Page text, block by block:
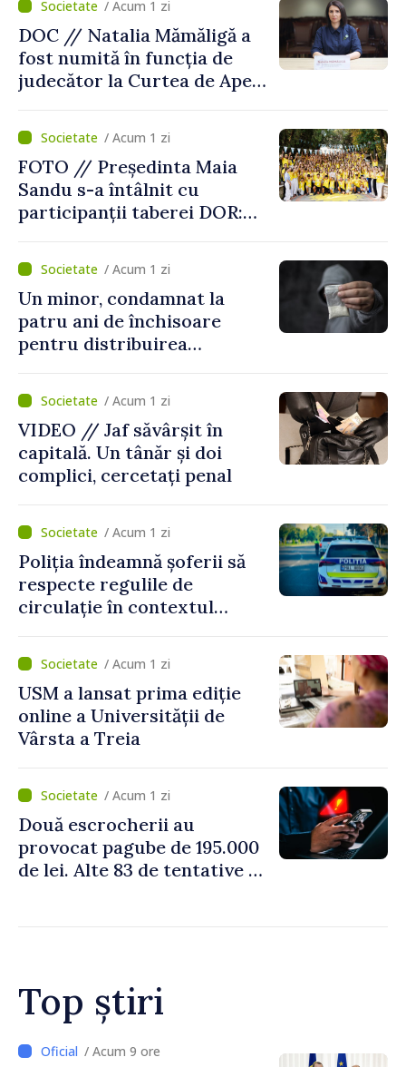
/ Acum 1 zi
DOC // Natalia Mămăligă a
fost numită în funcția de
judecător la Curtea de Apel
/ Acum 1 zi
FOTO // Președinta Maia
Sandu s-a întâlnit cu
participanții taberei DOR:
noastră rămâne puternică”
/ Acum 1 zi
Un minor, condamnat la
patru ani de închisoare
pentru distribuirea
/ Acum 1 zi
VIDEO // Jaf săvârșit în
capitală. Un tânăr și doi
complici, cercetați penal
/ Acum 1 zi
Poliția îndeamnă șoferii să
respecte regulile de
circulație în contextul
perioada concediilor
/ Acum 1 zi
USM a lansat prima ediție
online a Universității de
Vârsta a Treia
/ Acum 1 zi
Două escrocherii au
provocat pagube de 195.000
de lei. Alte 83 de tentative au
Top știri
/ Acum 7 ore